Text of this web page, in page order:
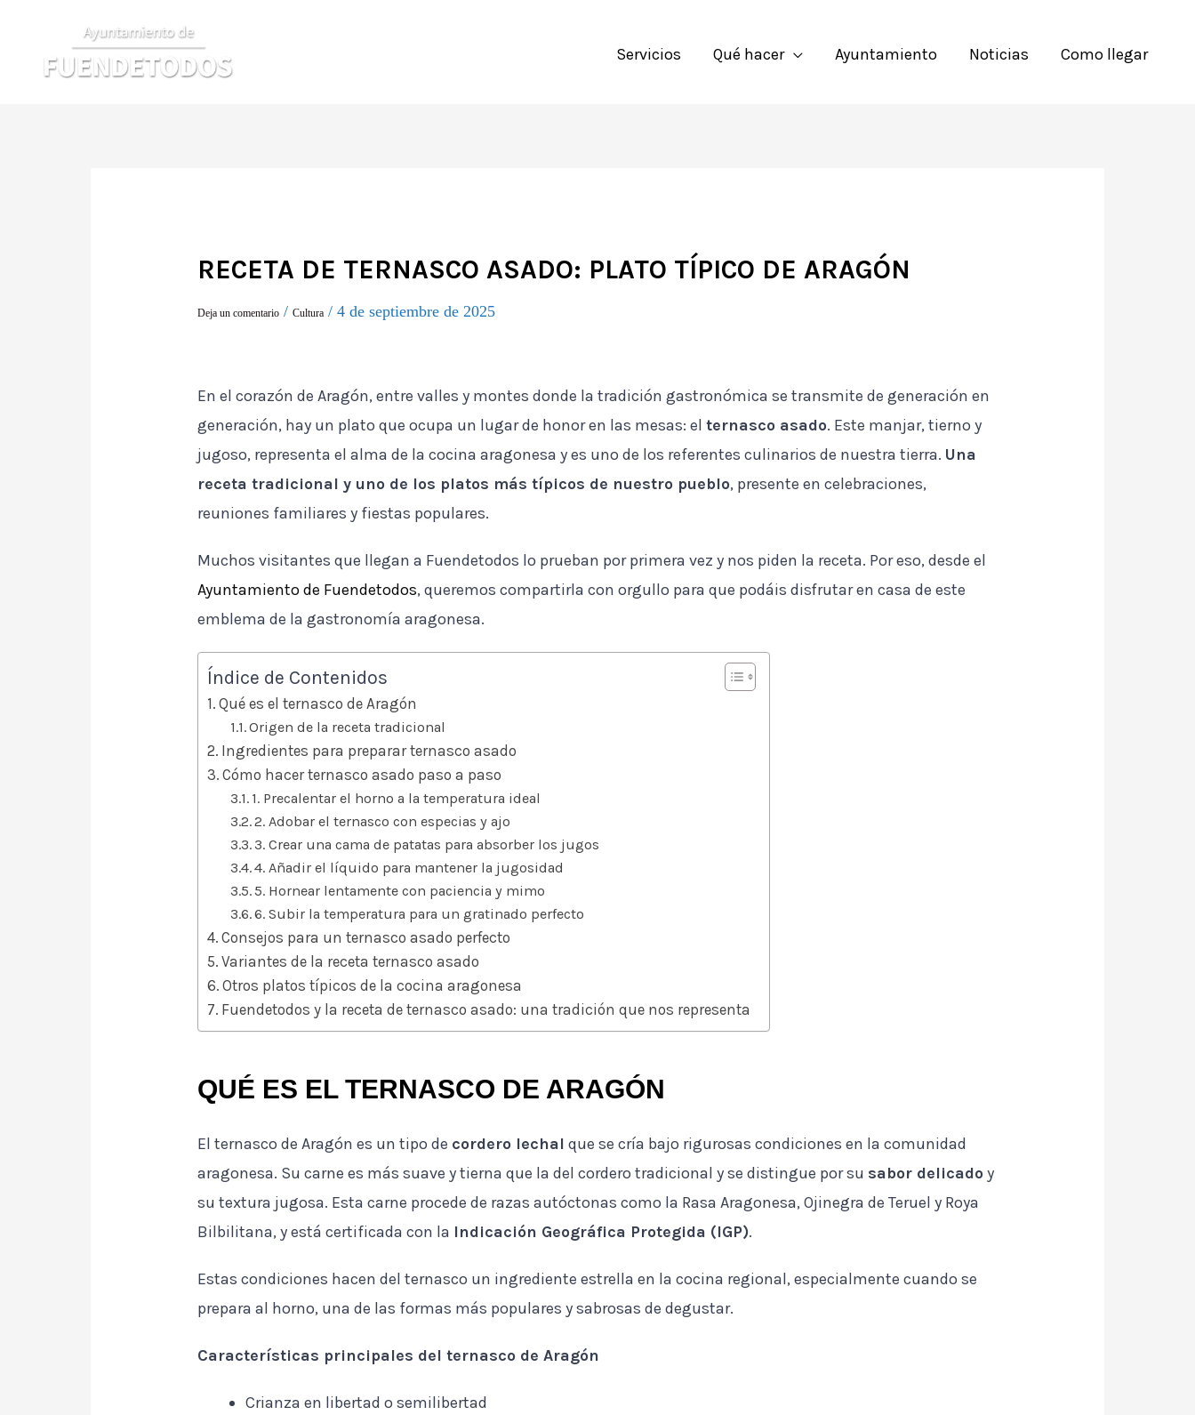
contenido
Servicios Qué hacer Ayuntamiento Noticias Como llegar
RECETA DE TERNASCO ASADO: PLATO TÍPICO DE ARAGÓN
Deja un comentario /Cultura /4 de septiembre de 2025
En el corazón de Aragón, entre valles y montes donde la tradición gastronómica se transmite de generación en
generación, hay un plato que ocupa un lugar de honor en las mesas: elternasco asado. Este manjar, tierno y
jugoso, representa el alma de la cocina aragonesa y es uno de los referentes culinarios de nuestra tierra. Una
receta tradicional y uno de los platos más típicos de nuestro pueblo, presente en celebraciones,
reuniones familiares y fiestas populares.
Muchos visitantes que llegan a Fuendetodos lo prueban por primera vez y nos piden la receta. Por eso, desde el
Ayuntamiento de Fuendetodos, queremos compartirla con orgullo para que podáis disfrutar en casa de este
emblema de la gastronomía aragonesa.
Índice de Contenidos
Qué es el ternasco de Aragón
Origen de la receta tradicional
Ingredientes para preparar ternasco asado
Cómo hacer ternasco asado paso a paso
1. Precalentar el horno a la temperatura ideal
2. Adobar el ternasco con especias y ajo
3. Crear una cama de patatas para absorber los jugos
4. Añadir el líquido para mantener la jugosidad
5. Hornear lentamente con paciencia y mimo
6. Subir la temperatura para un gratinado perfecto
Consejos para un ternasco asado perfecto
Variantes de la receta ternasco asado
Otros platos típicos de la cocina aragonesa
Fuendetodos y la receta de ternasco asado: una tradición que nos representa
QUÉ ES EL TERNASCO DE ARAGÓN
El ternasco de Aragón es un tipo de cordero lechal que se cría bajo rigurosas condiciones en la comunidad
aragonesa. Su carne es más suave y tierna que la del cordero tradicional y se distingue por su sabor delicado y
su textura jugosa. Esta carne procede de razas autóctonas como la Rasa Aragonesa, Ojinegra de Teruel y Roya
Bilbilitana, y está certificada con la Indicación Geográfica Protegida (IGP).
Estas condiciones hacen del ternasco un ingrediente estrella en la cocina regional, especialmente cuando se
prepara al horno, una de las formas más populares y sabrosas de degustar.
Características principales del ternasco de Aragón
Crianza en libertad o semilibertad